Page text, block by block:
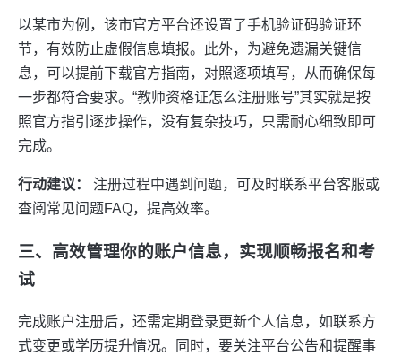
以某市为例，该市官方平台还设置了手机验证码验证环
节，有效防止虚假信息填报。此外，为避免遗漏关键信
息，可以提前下载官方指南，对照逐项填写，从而确保每
一步都符合要求。“教师资格证怎么注册账号”其实就是按
照官方指引逐步操作，没有复杂技巧，只需耐心细致即可
完成。
行动建议：
注册过程中遇到问题，可及时联系平台客服或
查阅常见问题FAQ，提高效率。
三、高效管理你的账户信息，实现顺畅报名和考
试
完成账户注册后，还需定期登录更新个人信息，如联系方
式变更或学历提升情况。同时，要关注平台公告和提醒事